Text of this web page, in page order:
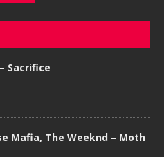
Sacrifice
Mafia, The Weeknd – Moth